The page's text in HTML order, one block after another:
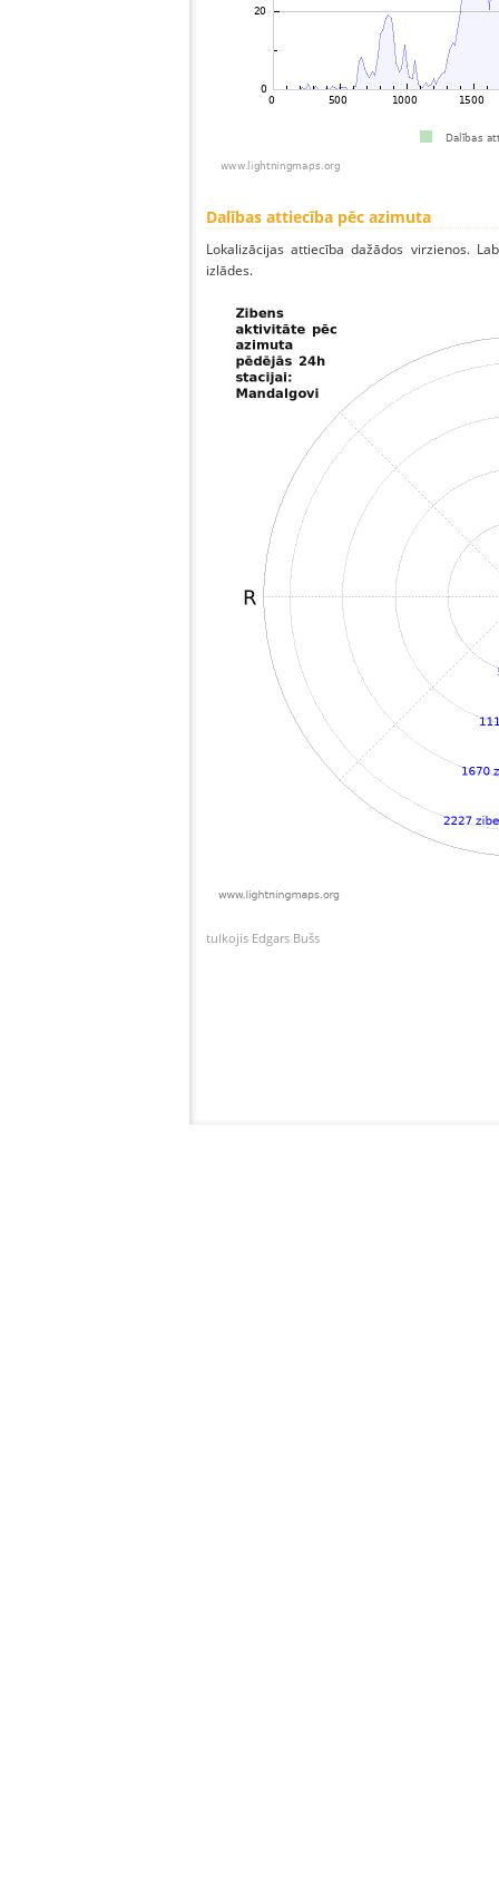
Dalības attiecība pēc azimuta
Lokalizācijas attiecība dažādos virzienos.
izlādes.
tulkojis Edgars Bušs